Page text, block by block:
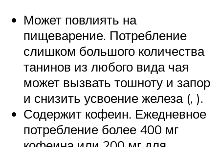
Может повлиять на
пищеварение. Потребление
слишком большого количества
танинов из любого вида чая
может вызвать тошноту и запор
и снизить усвоение железа (, ).
Содержит кофеин. Ежедневное
потребление более 400 мг